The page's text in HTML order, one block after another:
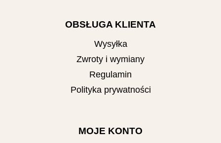
OBSŁUGA KLIENTA
Wysyłka
Zwroty i wymiany
Regulamin
Polityka prywatności
MOJE KONTO